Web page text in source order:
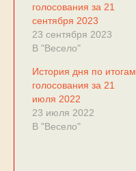
голосования за 21
сентября 2023
23 сентября 2023
В "Весело"
История дня по итогам
голосования за 21
июля 2022
23 июля 2022
В "Весело"